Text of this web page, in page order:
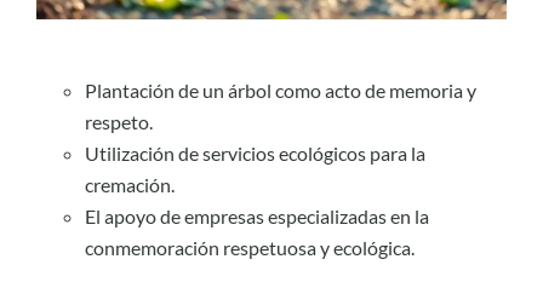
Plantación de un árbol como acto de memoria y
respeto.
Utilización de servicios ecológicos para la
cremación.
El apoyo de empresas especializadas en la
conmemoración respetuosa y ecológica.